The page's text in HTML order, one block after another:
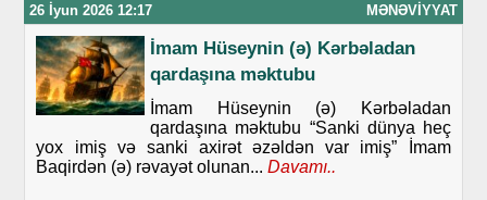
26 İyun 2026 12:17 MƏNƏVIYYAT
İmam Hüseynin (ə) Kərbəladan
qardaşına məktubu
İmam Hüseynin (ə) Kərbəladan
qardaşına məktubu “Sanki dünya heç
yox imiş və sanki axirət əzəldən var imiş” İmam
Baqirdən (ə) rəvayət olunan... Davamı..